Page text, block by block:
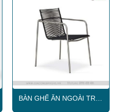
BÀN GHẾ ĂN NGOÀI TRỜI